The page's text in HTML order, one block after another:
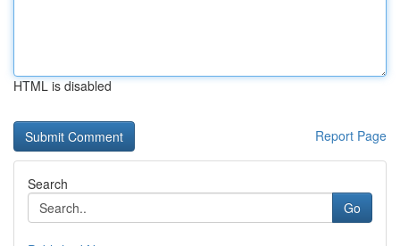
HTML is disabled
Report Page
Search
Go